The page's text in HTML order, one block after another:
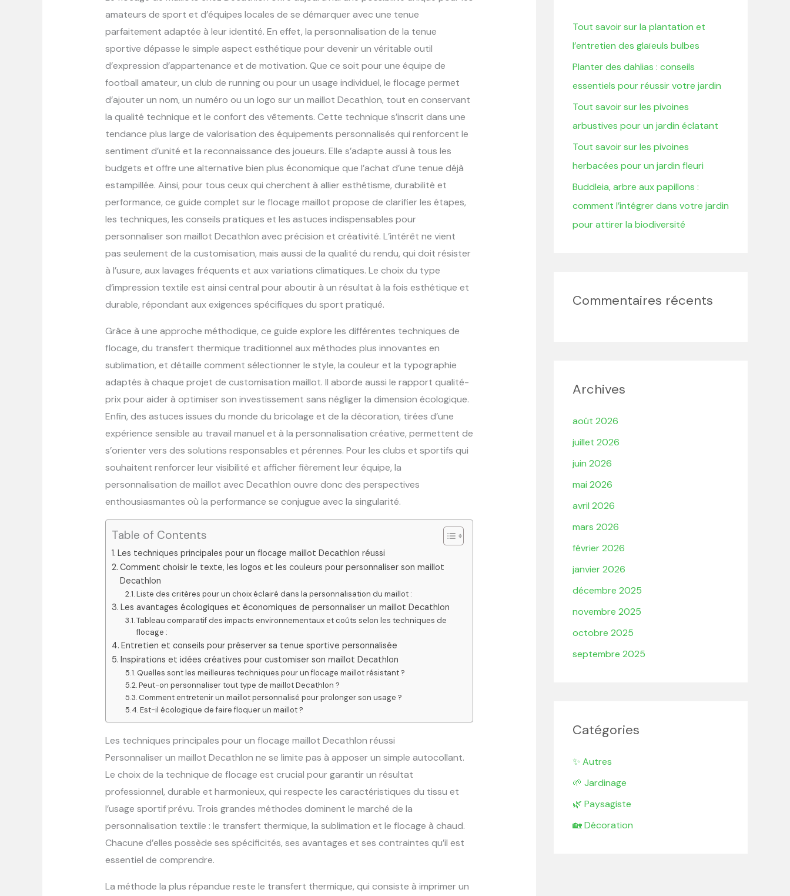
amateurs de sport et d’équipes locales de se démarquer avec une tenue
parfaitement adaptée à leur identité. En effet, la personnalisation de la tenue
sportive dépasse le simple aspect esthétique pour devenir un véritable outil
d’expression d’appartenance et de motivation. Que ce soit pour une équipe de
football amateur, un club de running ou pour un usage individuel, le flocage permet
d’ajouter un nom, un numéro ou un logo sur un maillot Decathlon, tout en conservant
la qualité technique et le confort des vêtements. Cette technique s’inscrit dans une
tendance plus large de valorisation des équipements personnalisés qui renforcent le
sentiment d’unité et la reconnaissance des joueurs. Elle s’adapte aussi à tous les
budgets et offre une alternative bien plus économique que l’achat d’une tenue déjà
estampillée. Ainsi, pour tous ceux qui cherchent à allier esthétisme, durabilité et
performance, ce guide complet sur le flocage maillot propose de clarifier les étapes,
les techniques, les conseils pratiques et les astuces indispensables pour
personnaliser son maillot Decathlon avec précision et créativité. L’intérêt ne vient
pas seulement de la customisation, mais aussi de la qualité du rendu, qui doit résister
à l’usure, aux lavages fréquents et aux variations climatiques. Le choix du type
d’impression textile est ainsi central pour aboutir à un résultat à la fois esthétique et
durable, répondant aux exigences spécifiques du sport pratiqué.
Grâce à une approche méthodique, ce guide explore les différentes techniques de
flocage, du transfert thermique traditionnel aux méthodes plus innovantes en
sublimation, et détaille comment sélectionner le style, la couleur et la typographie
adaptés à chaque projet de customisation maillot. Il aborde aussi le rapport qualité-
prix pour aider à optimiser son investissement sans négliger la dimension écologique.
Enfin, des astuces issues du monde du bricolage et de la décoration, tirées d’une
expérience sensible au travail manuel et à la personnalisation créative, permettent de
s’orienter vers des solutions responsables et pérennes. Pour les clubs et sportifs qui
souhaitent renforcer leur visibilité et afficher fièrement leur équipe, la
personnalisation de maillot avec Decathlon ouvre donc des perspectives
enthousiasmantes où la performance se conjugue avec la singularité.
Table of Contents
Les techniques principales pour un flocage maillot Decathlon réussi
Comment choisir le texte, les logos et les couleurs pour personnaliser son maillot
Decathlon
Liste des critères pour un choix éclairé dans la personnalisation du maillot :
Les avantages écologiques et économiques de personnaliser un maillot Decathlon
Tableau comparatif des impacts environnementaux et coûts selon les techniques de
flocage :
Entretien et conseils pour préserver sa tenue sportive personnalisée
Inspirations et idées créatives pour customiser son maillot Decathlon
Quelles sont les meilleures techniques pour un flocage maillot résistant ?
Peut-on personnaliser tout type de maillot Decathlon ?
Comment entretenir un maillot personnalisé pour prolonger son usage ?
Est-il écologique de faire floquer un maillot ?
Les techniques principales pour un flocage maillot Decathlon réussi
Personnaliser un maillot Decathlon ne se limite pas à apposer un simple autocollant.
Le choix de la technique de flocage est crucial pour garantir un résultat
professionnel, durable et harmonieux, qui respecte les caractéristiques du tissu et
l’usage sportif prévu. Trois grandes méthodes dominent le marché de la
personnalisation textile : le transfert thermique, la sublimation et le flocage à chaud.
Chacune d’elles possède ses spécificités, ses avantages et ses contraintes qu’il est
essentiel de comprendre.
La méthode la plus répandue reste le transfert thermique, qui consiste à imprimer un
c
h
e
r
:
Tout savoir sur la plantation et
l’entretien des glaïeuls bulbes
Planter des dahlias : conseils
essentiels pour réussir votre jardin
Tout savoir sur les pivoines
arbustives pour un jardin éclatant
Tout savoir sur les pivoines
herbacées pour un jardin fleuri
Buddleia, arbre aux papillons :
comment l’intégrer dans votre jardin
pour attirer la biodiversité
Commentaires récents
Archives
août 2026
juillet 2026
juin 2026
mai 2026
avril 2026
mars 2026
février 2026
janvier 2026
décembre 2025
novembre 2025
octobre 2025
septembre 2025
Catégories
✨ Autres
🌱 Jardinage
🌿 Paysagiste
🏡 Décoration